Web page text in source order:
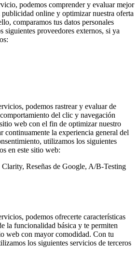
podemos comprender y evaluar mejor
publicidad online y optimizar nuestra oferta
comparamos tus datos personales
siguientes proveedores externos, si ya
podemos rastrear y evaluar de
del clic y navegación
web con el fin de optimizar nuestro
continuamente la experiencia general del
utilizamos los siguientes
en este sitio web:
Reseñas de Google, A/B-Testing
podemos ofrecerte características
la funcionalidad básica y te permiten
web con mayor comodidad. Con tu
los siguientes servicios de terceros